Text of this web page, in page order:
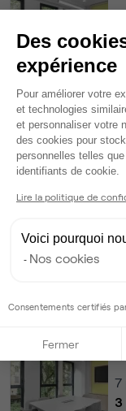
6
7
3
Des
expérience
Plateforme
Pour améliorer votre
et technologies
et personnaliser votre
des cookies pour
personnelles telles
identifiants de cookie.
Lire la politique de
Voici pourquoi
Nos cookies
Consentements certifiés
Fermer